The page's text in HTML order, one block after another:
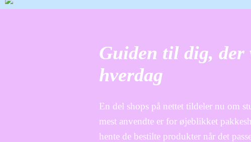
Guiden til dig,
hverdag
En del shops på nettet tildeler nu om
mest anvendte er for øjeblikket
hente de bestilte produkter når det